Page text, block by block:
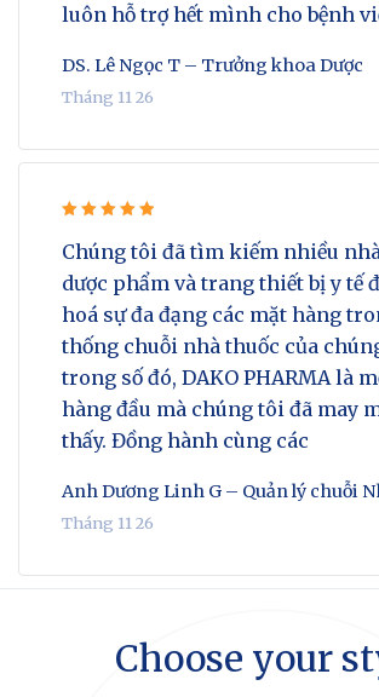
luôn hỗ trợ hết mình cho bệnh
DS. Lê Ngọc T – Trưởng khoa Dược
Tháng 11 26
Chúng tôi đã tìm kiếm nhiều
dược phẩm và trang thiết bị y tế
hoá sự đa đạng các mặt hàng
thống chuỗi nhà thuốc của
trong số đó, DAKO PHARMA là
hàng đầu mà chúng tôi đã may
thấy. Đồng hành cùng các
Anh Dương Linh G – Quản lý chuỗi
Tháng 11 26
out of 5
Choose your